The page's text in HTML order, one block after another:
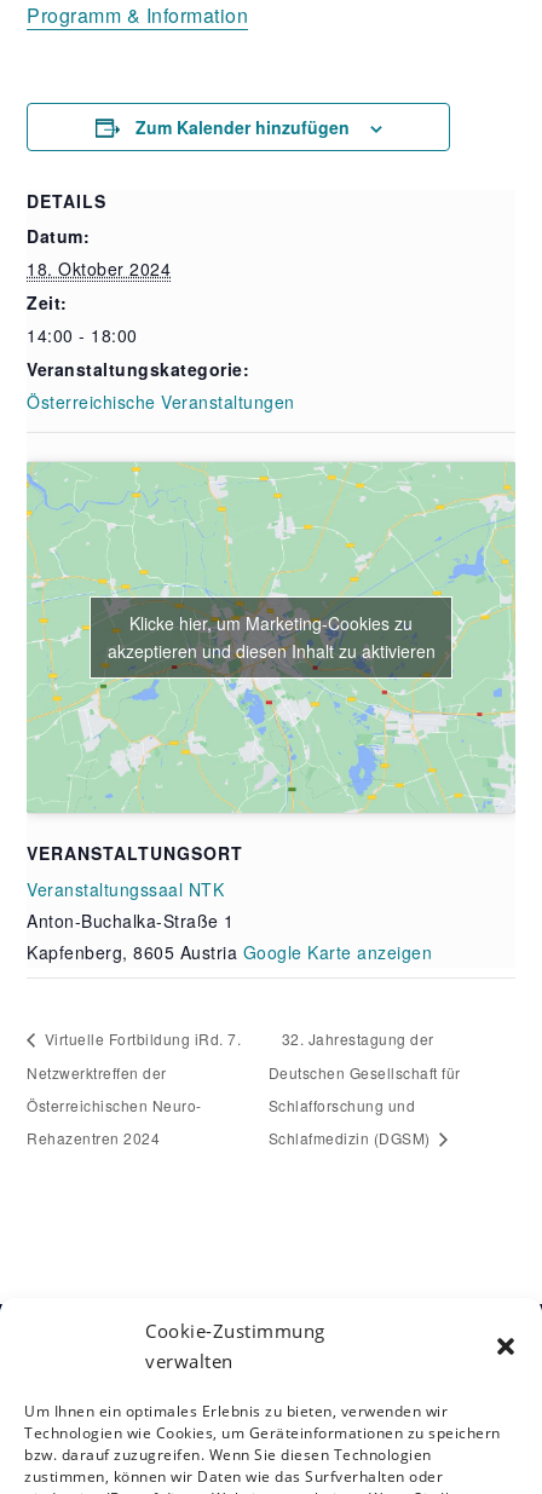
Cookie-Zustimmung
verwalten
Um Ihnen ein optimales Erlebnis zu bieten, verwenden wir
Technologien wie Cookies, um Geräteinformationen zu speichern
bzw. darauf zuzugreifen. Wenn Sie diesen Technologien
zustimmen, können wir Daten wie das Surfverhalten oder
Programm & Information
Zum Kalender hinzufügen
DETAILS
Datum:
18. Oktober 2024
Zeit:
14:00 - 18:00
Veranstaltungskategorie:
Österreichische Veranstaltungen
VERANSTALTUNGSORT
Veranstaltungssaal NTK
Anton-Buchalka-Straße 1
Kapfenberg, 8605 Austria Google Karte anzeigen
Klicke hier, um Marketing-Cookies zu
akzeptieren und diesen Inhalt zu aktivieren
Virtuelle Fortbildung iRd. 7.
Netzwerktreffen der
Österreichischen Neuro-
Rehazentren 2024
32. Jahrestagung der
Deutschen Gesellschaft für
Schlafforschung und
Schlafmedizin (DGSM)
Neurorehabilitation
Siebensterngasse 31/8, 1070 Wien
T: +43 (0)1 890 3474 – 950
E:oegnr@studio12.at